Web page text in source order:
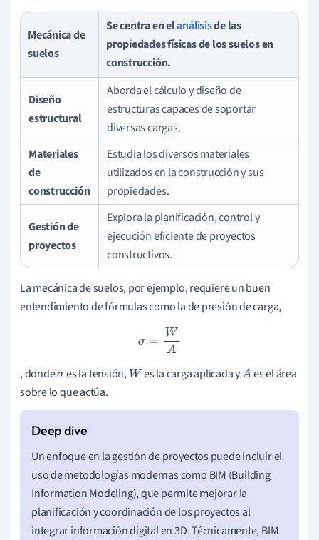
Mecánica de
suelos
Se centra en elanálisisde las
propiedades físicas de los suelos en
construcción.
Diseño
estructural
Aborda el cálculo y diseño de
estructuras capaces de soportar
diversas cargas.
Materiales
de
construcción
Estudia los diversos materiales
utilizados en la construcción y sus
propiedades.
Gestión de
proyectos
Explora la planificación, control y
ejecución eficiente de proyectos
constructivos.
La mecánica de suelos, por ejemplo, requiere un buen
entendimiento de fórmulas como la de presión de carga,
σ=WA
, dondeσes la tensión, W es la carga aplicada yA es el área
sobre lo que actúa.
Un enfoque en la gestión de proyectos puede incluir el
uso de metodologías modernas como BIM (Building
Information Modeling), que permite mejorar la
planificación y coordinación de los proyectos al
integrar información digital en 3D. Técnicamente, BIM